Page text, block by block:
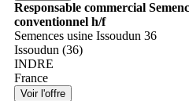
Responsable commercial
conventionnel h/f
Semences usine Issoudun 36
Issoudun (36)
INDRE
France